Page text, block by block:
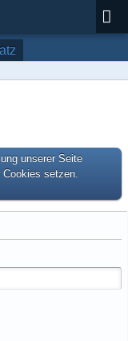
unserer Seite
setzen.